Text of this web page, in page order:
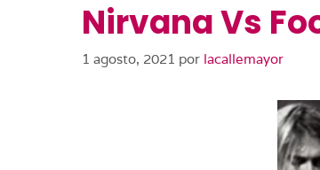
Nirvana Vs
1 agosto, 2021 por lacallemayor